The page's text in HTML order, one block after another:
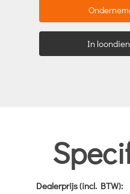
In
Dealerprijs (incl. BTW):